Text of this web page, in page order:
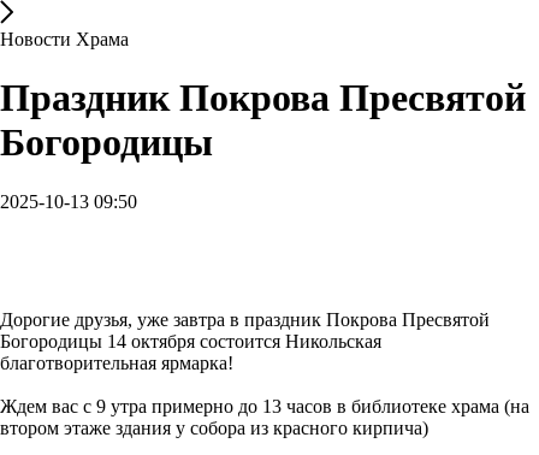
Новости Храма
Праздник Покрова Пресвятой
Богородицы
2025-10-13 09:50
Дорогие друзья, уже завтра в праздник Покрова Пресвятой
Богородицы 14 октября состоится Никольская
благотворительная ярмарка!
Ждем вас с 9 утра примерно до 13 часов в библиотеке храма (на
втором этаже здания у собора из красного кирпича)